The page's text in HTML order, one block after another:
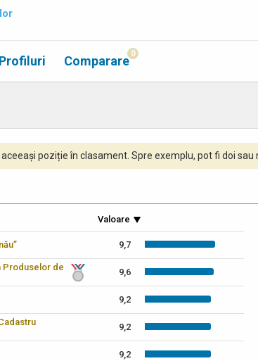
Profiluri Comparare 0
poziție în clasament. Spre exemplu, pot fi doi
Valoare
9,7
Produselor de
9,6
9,2
9,2
9,2